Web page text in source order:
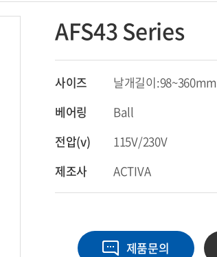
AFS43 Series
사이즈
날개길이:98~360mm
베어링
Ball
전압(v)
115V/230V
제조사
ACTIVA
제품문의